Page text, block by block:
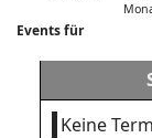
Events für
Keine